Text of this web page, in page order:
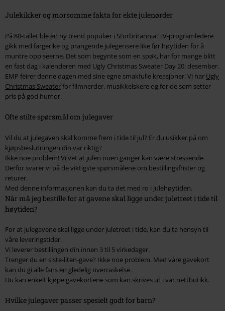
Julekikker og morsomme fakta for ekte julenørder
På 80-tallet ble en ny trend populær i Storbritannia: TV-programledere
gikk med fargerike og prangende julegensere like før høytiden for å
muntre opp seerne. Det som begynte som en spøk, har for mange blitt
en fast dag i kalenderen med Ugly Christmas Sweater Day 20. desember.
EMP feirer denne dagen med sine egne smakfulle kreasjoner. Vi har Ugly
Christmas Sweaterfor filmnerder, musikkelskere og for de som setter
pris på god humor.
Ofte stilte spørsmål om julegaver
Vil du at julegaven skal komme frem i tide til jul? Er du usikker på om
kjøpsbeslutningen din var riktig?
Ikke noe problem! Vi vet at julen noen ganger kan være stressende.
Derfor svarer vi på de viktigste spørsmålene om bestillingsfrister og
returer.
Med denne informasjonen kan du ta det med ro i julehøytiden.
Når må jeg bestille for at gavene skal ligge under juletreet i tide til
høytiden?
For at julegavene skal ligge under juletreet i tide, kan du ta hensyn til
våre leveringstider.
Vi leverer bestillingen din innen 3 til 5 virkedager.
Trenger du en siste-liten-gave? Ikke noe problem. Med våre gavekort
kan du gi alle fans en gledelig overraskelse.
Du kan enkelt kjøpe gavekortene som kan skrives ut i vår nettbutikk.
Hvilke julegaver passer spesielt godt for barn?